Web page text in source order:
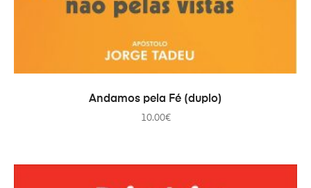
ADICIONAR
Andamos pela Fé (duplo)
10.00€